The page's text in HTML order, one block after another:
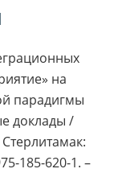
на
парадигмы
доклады /
185-620-1. –